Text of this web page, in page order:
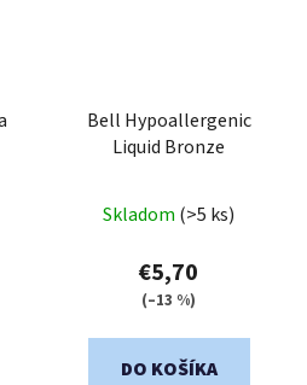
Bell Hypoallergenic
Liquid Bronze
Skladom (>5 ks)
€5,70
(–13 %)
DO KOŠÍKA